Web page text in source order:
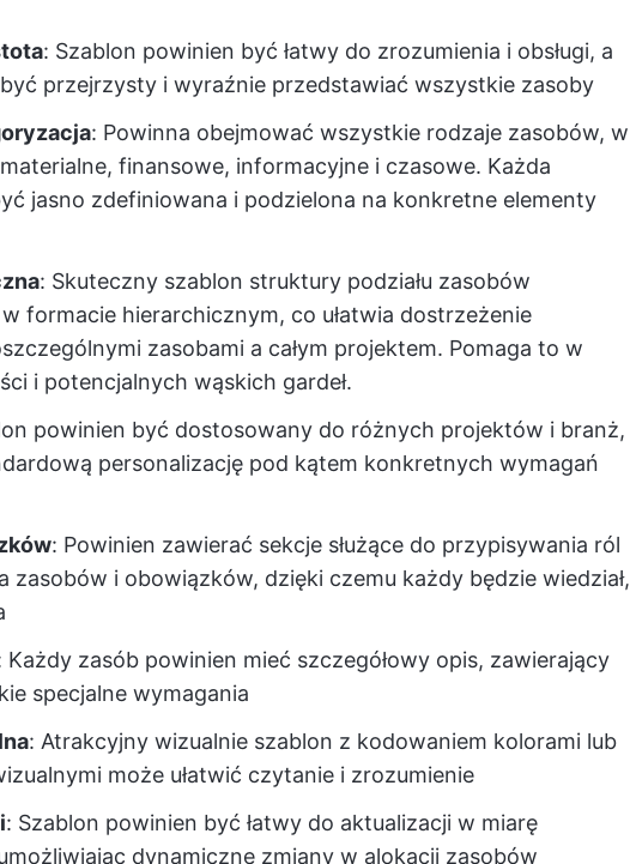
: Szablon powinien być łatwy do zrozumienia i obsługi, a
być przejrzysty i wyraźnie przedstawiać wszystkie zasoby
: Powinna obejmować wszystkie rodzaje zasobów, w
finansowe, informacyjne i czasowe. Każda
jasno zdefiniowana i podzielona na konkretne elementy
: Skuteczny szablon struktury podziału zasobów
formacie hierarchicznym, co ułatwia dostrzeżenie
zasobami a całym projektem. Pomaga to w
i potencjalnych wąskich gardeł.
powinien być dostosowany do różnych projektów i branż,
personalizację pod kątem konkretnych wymagań
: Powinien zawierać sekcje służące do przypisywania ról
zasobów i obowiązków, dzięki czemu każdy będzie wiedział,
Każdy zasób powinien mieć szczegółowy opis, zawierający
specjalne wymagania
: Atrakcyjny wizualnie szablon z kodowaniem kolorami lub
może ułatwić czytanie i zrozumienie
: Szablon powinien być łatwy do aktualizacji w miarę
dynamiczne zmiany w alokacji zasobów